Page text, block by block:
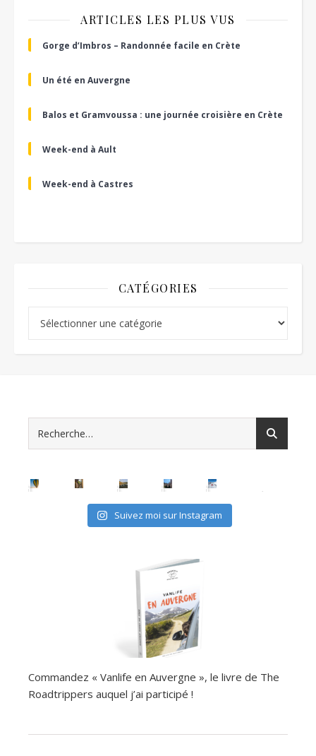
ARTICLES LES PLUS VUS
Gorge d’Imbros – Randonnée facile en Crète
Un été en Auvergne
Balos et Gramvoussa : une journée croisière en Crète
Week-end à Ault
Week-end à Castres
CATÉGORIES
Suivez moi sur Instagram
Commandez « Vanlife en Auvergne », le livre de The
Roadtrippers auquel j’ai participé !